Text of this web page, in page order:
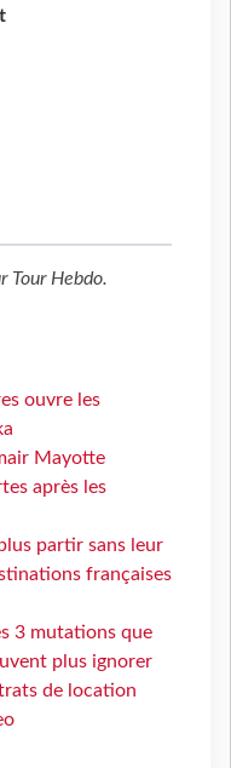
Tour Hebdo.
ouvre les
Mayotte
après les
partir sans leur
françaises
3 mutations que
plus ignorer
de location